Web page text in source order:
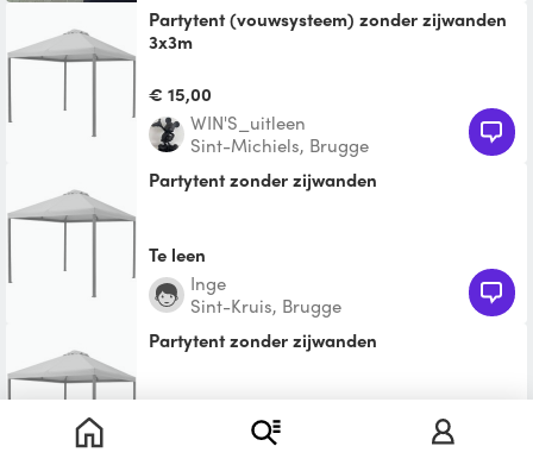
Partytent (vouwsysteem) zonder zijwanden
3x3m
€ 15,00
WIN'S_uitleen
Sint-Michiels, Brugge
Partytent zonder zijwanden
Te leen
Inge
Sint-Kruis, Brugge
partytent zonder zijwanden
christel